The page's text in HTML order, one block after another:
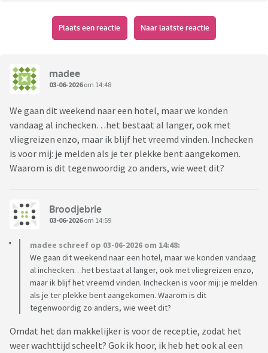
Plaats een reactie Naar laatste reactie
madee
03-06-2026om 14:48
We gaan dit weekend naar een hotel, maar we konden
vandaag al inchecken…het bestaat al langer, ook met
vliegreizen enzo, maar ik blijf het vreemd vinden. Inchecken
is voor mij: je melden als je ter plekke bent aangekomen.
Waarom is dit tegenwoordig zo anders, wie weet dit?
Broodjebrie
03-06-2026om 14:59
madee schreef op 03-06-2026 om 14:48:
We gaan dit weekend naar een hotel, maar we konden vandaag
al inchecken…het bestaat al langer, ook met vliegreizen enzo,
maar ik blijf het vreemd vinden. Inchecken is voor mij: je melden
als je ter plekke bent aangekomen. Waarom is dit
tegenwoordig zo anders, wie weet dit?
Omdat het dan makkelijker is voor de receptie, zodat het
weer wachttijd scheelt? Gok ik hoor, ik heb het ook al een